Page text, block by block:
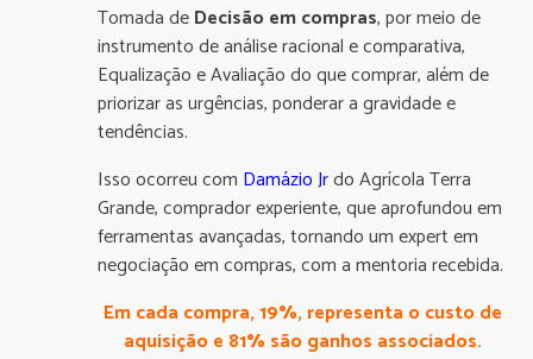
Tomada deDecisão em compras, por meio de
instrumento de análise racional e comparativa,
Equalização e Avaliação do que comprar, além de
priorizar as urgências, ponderar a gravidade e
tendências.
Isso ocorreu com DamázioJrdo Agrícola Terra
Grande, comprador experiente, que aprofundou em
ferramentas avançadas, tornando um expert em
negociação em compras, com a mentoria recebida.
Em cada compra, 19%, representa o custo de
aquisição e 81% são ganhos associados.